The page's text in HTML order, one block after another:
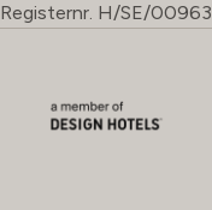
Registernr. H/SE/00963